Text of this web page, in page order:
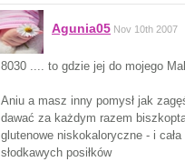
Agunia05 Nov 10th 2007
8030 .... to gdzie jej do mojego
Aniu a masz inny pomysł jak
dawać za każdym razem
glutenowe niskokaloryczne - i
słodkawych posiłków